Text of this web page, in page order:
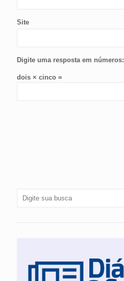
Site
Digite uma resposta em números:
dois × cinco =